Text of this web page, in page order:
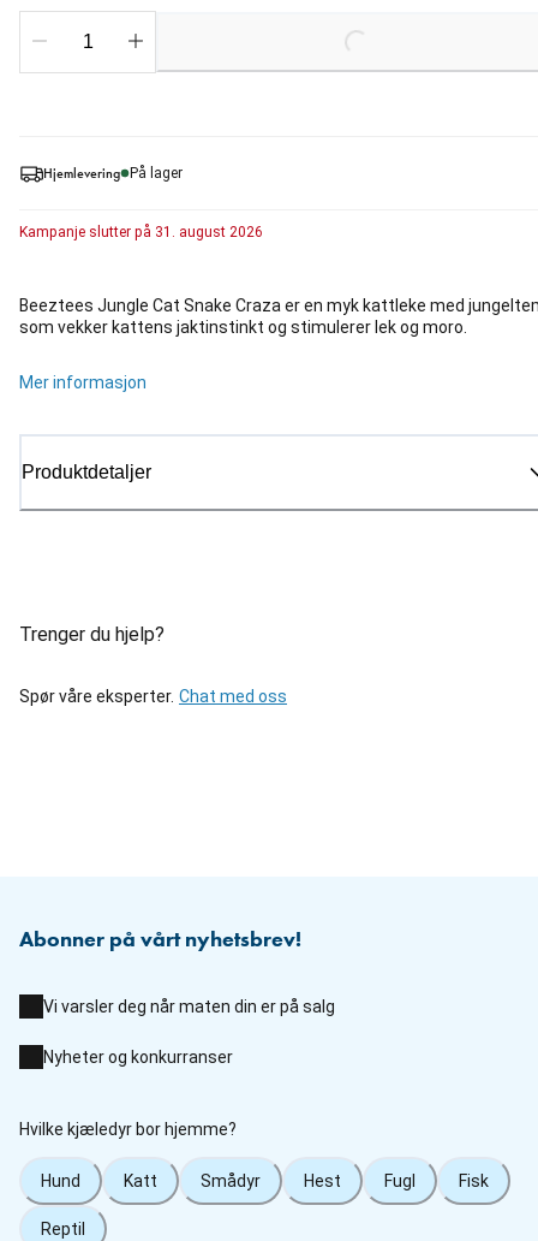
Hjemlevering På lager
Kampanje slutter på 31. august 2026
Beeztees Jungle Cat Snake Craza er en myk kattleke med
som vekker kattens jaktinstinkt og stimulerer lek og moro.
Mer informasjon
Produktdetaljer
Trenger du hjelp?
Spør våre eksperter. Chat med oss
Loading...
Abonner på vårt nyhetsbrev!
Vi varsler deg når maten din er på salg
Nyheter og konkurranser
Hvilke kjæledyr bor hjemme?
Hund Katt Smådyr Hest Fugl Fisk
Reptil